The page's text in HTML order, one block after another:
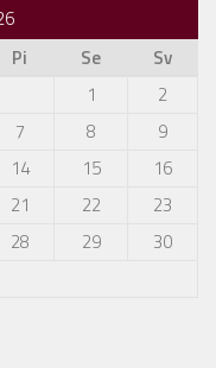
Pi Se
Sv
1
2
7 8
9
14 15
16
21 22
23
28 29
30